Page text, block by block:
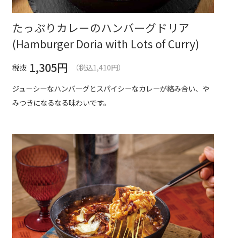
たっぷりカレーのハンバーグドリア
(Hamburger Doria with Lots of Curry)
税抜 1,305円
（税込1,410円）
ジューシーなハンバーグとスパイシーなカレーが絡み合い、や
みつきになるなる味わいです。